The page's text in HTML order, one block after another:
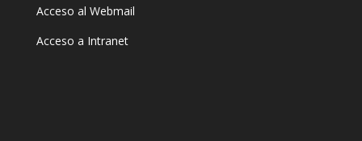
Acceso al Webmail
Acceso a Intranet